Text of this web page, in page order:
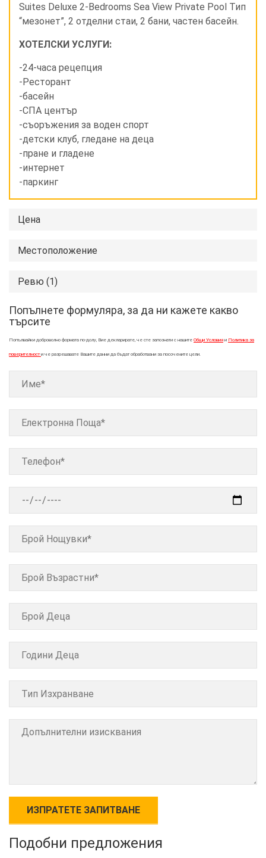
Suites Deluxe 2-Bedrooms Sea View Private Pool Тип
“мезонет”, 2 отделни стаи, 2 бани, частен басейн.
ХОТЕЛСКИ УСЛУГИ:
-24-часа рецепция
-Ресторант
-басейн
-СПА център
-съоръжения за воден спорт
-детски клуб, гледане на деца
-пране и гладене
-интернет
-паркинг
Цена
Местоположение
Ревю (1)
Попълнете формуляра, за да ни кажете какво
търсите
Попълвайки доброволно формата по-долу, Вие декларирате, че сте запознати с нашите Общи Условия и Политика за
поверителности че разрешавате Вашите данни да бъдат обработвани за посочените цели.
Подобни предложения